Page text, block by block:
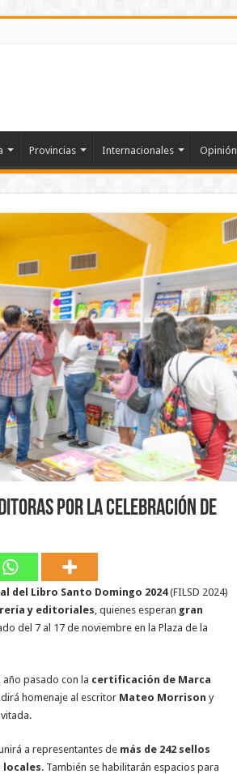
Provincias Internacionales Opinión
por la celebración de
del Libro Santo Domingo 2024(FILSD 2024)
y editoriales, quienes esperan gran
del 7 al 17 de noviembre en la Plaza de la
pasado con la certificación de Marca
homenaje al escritor Mateo Morrison y
a representantes de más de 242 sellos
locales. También se habilitarán espacios para